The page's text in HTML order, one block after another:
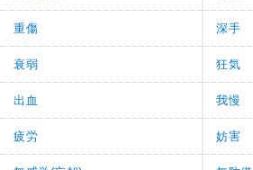
重傷 深手
衰弱 狂気
出血 我慢
疲労 妨害